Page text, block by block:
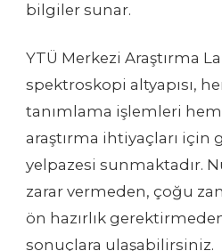
bilgiler sunar.
YTÜ Merkezi Araştırma
spektroskopi altyapısı,
tanımlama işlemleri
araştırma ihtiyaçları için
yelpazesi sunmaktadır.
zarar vermeden, çoğu
ön hazırlık
sonuçlara ulaşabilirsiniz.